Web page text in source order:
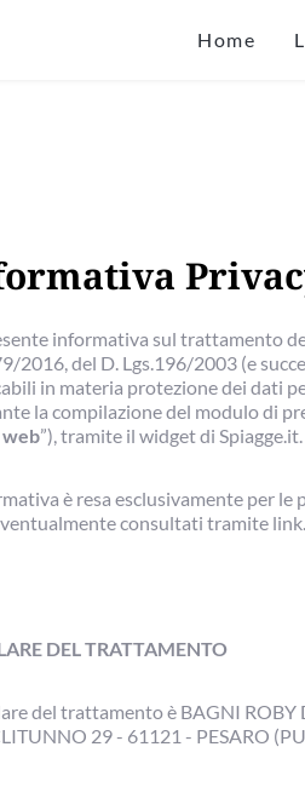
Home
informativa sul trattamento
2016, del D. Lgs.196/2003 (e
in materia protezione dei dati
la compilazione del modulo di
”), tramite il widget di Spiagge.it.
è resa esclusivamente per
consultati tramite
DEL TRATTAMENTO
del trattamento è BAGNI ROBY
29 - 61121 - PESARO